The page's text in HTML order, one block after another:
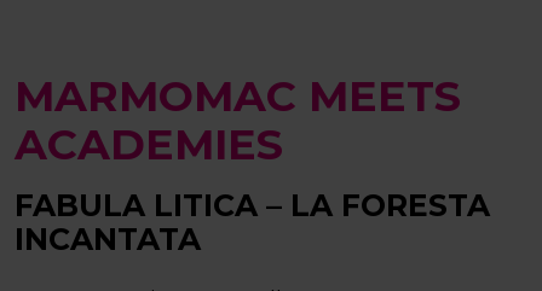
MARMOMAC MEETS
ACADEMIES
FABULA LITICA – LA FORESTA
INCANTATA